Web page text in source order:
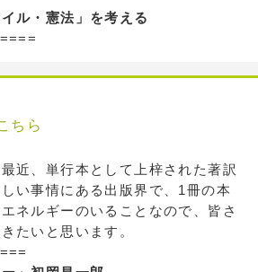
ル・憲法」を考える
ちら
近、単行本として上梓された著訳
い事情にある出版界で、1冊の本
ネルギーのいることなので、皆さ
たいと思います。